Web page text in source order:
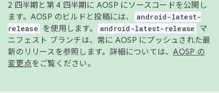
2 四半期と第 4 四半期に AOSP にソースコードを公開し
ます。AOSP のビルドと投稿には、
android-latest-
release
を使用します。 android-latest-release
マ
ニフェスト ブランチは、常に AOSP にプッシュされた最
新のリリースを参照します。詳細については、AOSP の
変更点をご覧ください。